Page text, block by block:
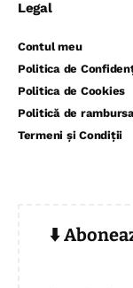
Legal
Contul meu
Politica de
Politica de Cookies
Politică de
Termeni și Condiții
⬇️